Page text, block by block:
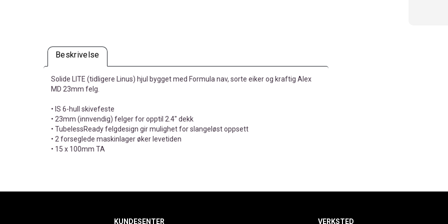
Beskrivelse
Solide LITE (tidligere Linus) hjul bygget med Formula nav, sorte eiker og kraftig Alex
MD 23mm felg.
• IS 6-hull skivefeste
• 23mm (innvendig) felger for opptil 2.4" dekk
• TubelessReady felgdesign gir mulighet for slangeløst oppsett
• 2 forseglede maskinlager øker levetiden
• 15 x 100mm TA
KUNDESENTER VERKSTED